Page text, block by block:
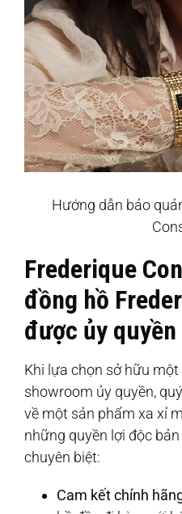
Hướng dẫn bảo
Frederique
đồng hồ
được ủy
Khi lựa chọn sở hữu
showroom ủy quyền,
về một sản phẩm xa xỉ
những quyền lợi độc
chuyên biệt:
Cam kết chính